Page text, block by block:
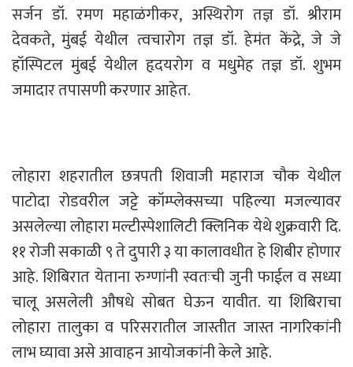
सर्जन डॉ. रमण महाळंगीकर, अस्थिरोग तज्ञ डॉ. श्रीराम
देवकते, मुंबई येथील त्वचारोग तज्ञ डॉ. हेमंत केंद्रे, जे जे
हॉस्पिटल मुंबई येथील हृदयरोग व मधुमेह तज्ञ डॉ. शुभम
जमादार तपासणी करणार आहेत.
लोहारा शहरातील छत्रपती शिवाजी महाराज चौक येथील
पाटोदा रोडवरील जट्टे कॉम्प्लेक्सच्या पहिल्या मजल्यावर
असलेल्या लोहारा मल्टीस्पेशालिटी क्लिनिक येथे शुक्रवारी दि.
११ रोजी सकाळी ९ ते दुपारी ३ या कालावधीत हे शिबीर होणार
आहे. शिबिरात येताना रुग्णांनी स्वतःची जुनी फाईल व सध्या
चालू असलेली औषधे सोबत घेऊन यावीत. या शिबिराचा
लोहारा तालुका व परिसरातील जास्तीत जास्त नागरिकांनी
लाभ घ्यावा असे आवाहन आयोजकांनी केले आहे.